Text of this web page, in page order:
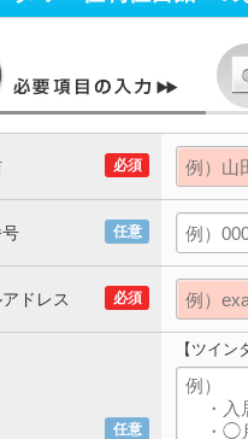
必須
任意
必須
アドレス
任意
【ツイン